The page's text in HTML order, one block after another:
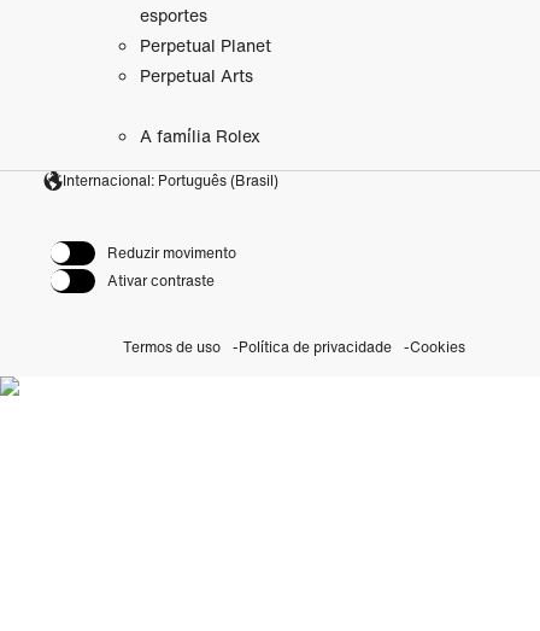
esportes
Perpetual Planet
Perpetual Arts
A família Rolex
Internacional: Português (Brasil)
Reduzir movimento
Ativar contraste
Termos de uso Política de privacidade Cookies